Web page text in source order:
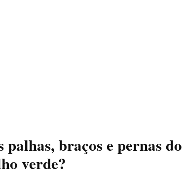
palhas, braços e pernas do
verde?